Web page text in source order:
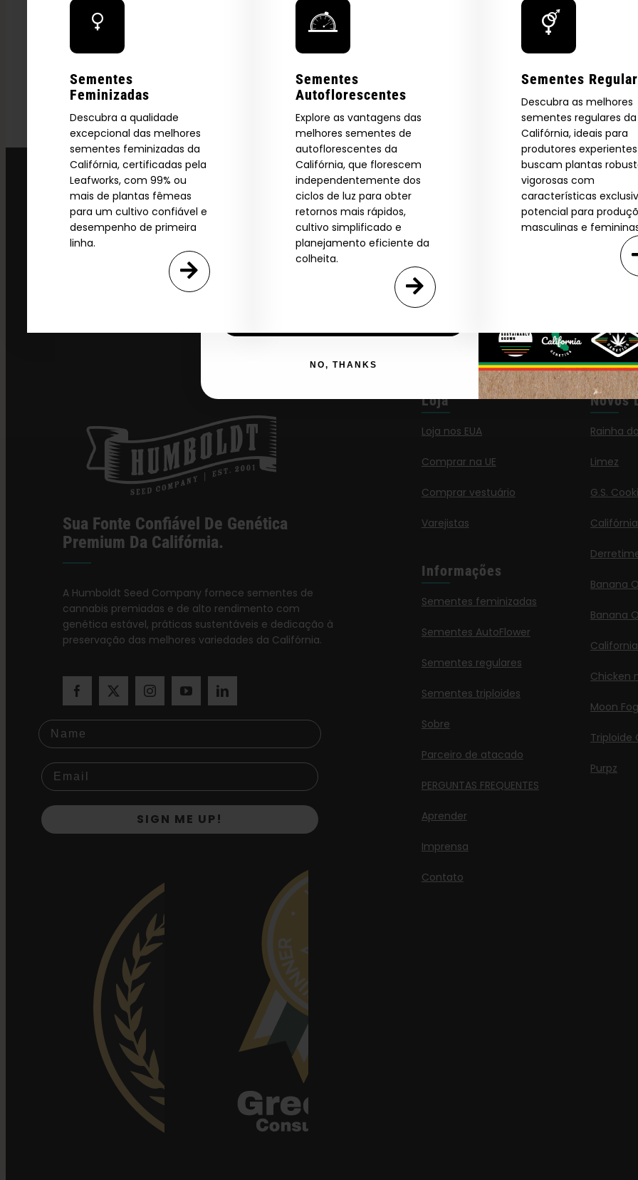
Sementes
Feminizadas
Descubra a qualidade
excepcional das melhores
sementes feminizadas da
Califórnia, certificadas pela
Leafworks, com 99% ou
mais de plantas fêmeas
para um cultivo confiável e
desempenho de primeira
linha.
Sementes
Autoflorescentes
Explore as vantagens das
melhores sementes de
autoflorescentes da
Califórnia, que florescem
independentemente dos
ciclos de luz para obter
retornos mais rápidos,
cultivo simplificado e
planejamento eficiente da
colheita.
Sementes
Descubra as melhores
sementes regulares da
Califórnia, ideais para
produtores
buscam plantas
vigorosas com
características
potencial para
masculinas e
Sua Fonte Confiável De Genética
Premium Da Califórnia.
A Humboldt Seed Company fornece sementes de
cannabis premiadas e de alto rendimento com
genética estável, práticas sustentáveis e dedicação à
preservação das melhores variedades da Califórnia.
Name
SIGN ME UP!
Loja
Loja nos EUA
Comprar na UE
Comprar vestuário
Varejistas
Informações
Sementes feminizadas
Sementes AutoFlower
Sementes regulares
Sementes triploides
Sobre
Parceiro de atacado
PERGUNTAS FREQUENTES
Aprender
Imprensa
Contato
Novos
Rainha
Limez
G.S.
Banana
Banana
Chicken
Moon Fog
Triploide
Purpz
Are You Aged 18 Or Over?
The content and products of our website is reserved for
those of legal age.
Please see Terms & Conditions.
age_gap
I accept cookie settings and privacy policy
By clicking AGREE & ENTER, you confirm you are 18
Explore Our Full
2026 Catalog.
Download our 2026 seed catalog. Plus, get 10% off
your first order and be the first to know about new
product drops, exclusive offers, and more.
*Our Site is For Users 21+ by Entering You Are Confirming You're 21+
NO, THANKS